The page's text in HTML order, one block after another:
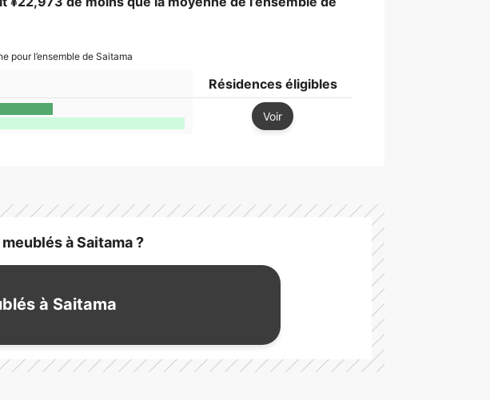
pour l’ensemble de Saitama
Résidences éligibles
Voir
à Saitama ?
à Saitama